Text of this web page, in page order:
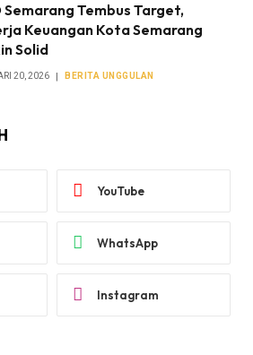
Semarang Tembus Target,
Keuangan Kota Semarang
Solid
20, 2026 BERITA UNGGULAN
YouTube
WhatsApp
Instagram